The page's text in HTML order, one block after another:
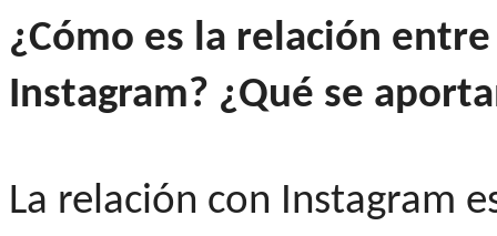
¿Cómo es la relación
Instagram? ¿Qué se
La relación con Instagram